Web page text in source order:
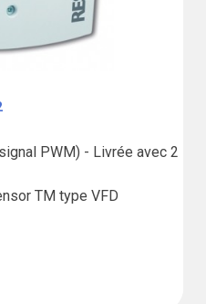
PWM) - Livrée avec 2
TM type VFD